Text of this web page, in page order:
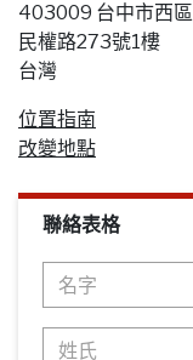
403009 台中市西區
民權路273號1樓
台灣
位置指南
改變地點
聯絡表格